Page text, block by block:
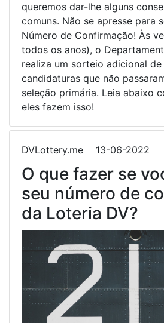
queremos dar-lhe alguns
comuns. Não se apresse para
Número de Confirmação! Às
todos os anos), o
realiza um sorteio adicional
candidaturas que não
seleção primária. Leia abaixo
eles fazem isso!
DVLottery.me 13-06-2022
O que fazer se
seu número de
da Loteria DV?